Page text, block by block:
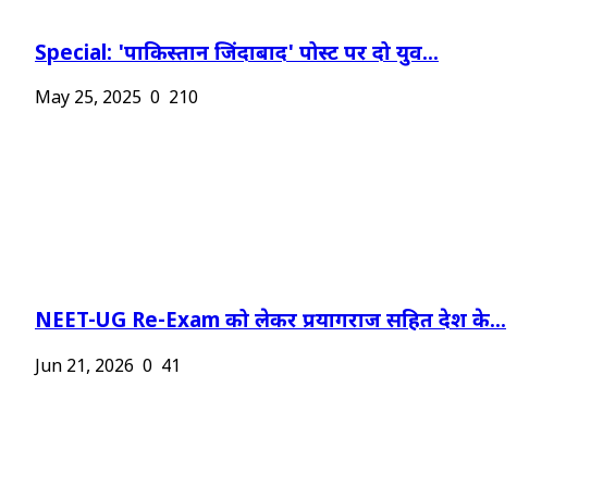
Special: 'पाकिस्तान जिंदाबाद' पोस्ट पर दो युव...
May 25, 2025 0 210
NEET-UG Re-Exam को लेकर प्रयागराज सहित देश के...
Jun 21, 2026 0 41